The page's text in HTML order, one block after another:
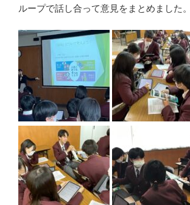
ループで話し合って意見をまとめました。